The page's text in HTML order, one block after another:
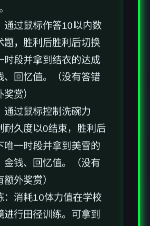
通过鼠标作答10以内数
题，胜利后胜利后切换
时段并拿到结衣的达成
、回忆值。（没有答错
赏）
通过鼠标控制洗碗力
耐久度以0结束，胜利后
唯一时段并拿到美雪的
金钱、回忆值。（没有
外奖赏）
：消耗10体力值在学校
进行田径训练。可拿到